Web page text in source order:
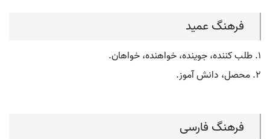
فرهنگ عمید
۱. طلب کننده، جوینده، خواهنده، خواهان.
۲. محصل، دانش آموز.
فرهنگ فارسی